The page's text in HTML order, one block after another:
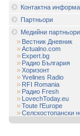
Контактна
Партньори
Медийни партньори
Вестник Дневник
Actualno.com
Expert.bg
Радио България
Хоризонт
Yvelines Radio
RFI Romania
Радио Fresh
LovechToday.eu
Toute l'Europe
Селскостопански